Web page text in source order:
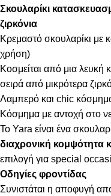
Σκουλαρίκι
ζιρκόνια
Κρεμαστό σκουλαρίκι με
χρήση)
Κοσμείται από μια λευκή
σειρά από μικρότερα
Λαμπερό και chic κόσμημα
Κόσμημα με αντοχή στο
Το Yara είναι ένα
διαχρονική κομψότητα
επιλογή για special
Οδηγίες φροντίδας
Συνιστάται η αποφυγή